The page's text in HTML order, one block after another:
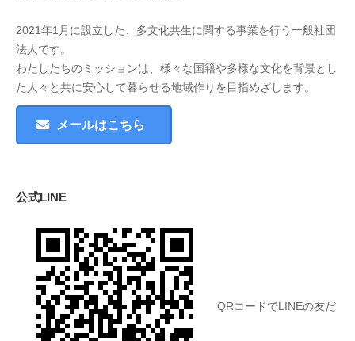
2021年1月に設立した、多文化共生に関する事業を行う一般社団
法人です。
わたしたちのミッションは、様々な国籍や多様な文化を背景とし
た人々と共に安心して暮らせる地域作りを目指めざします。
メールはこちら
公式LINE
QRコードでLINEの友だ